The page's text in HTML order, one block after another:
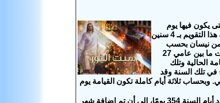
يوم
القيامة الأحد والشائع ان يسوع ولد في السنة الميلادية الأولى .والمسيح ولد قبل بداية هذا التقويم بـ 4 سنين
الجمعة الأول من نيسان بحسب
التقويم المسيحي. لكن العلماء اثبتوا في وقت لاحق ان القيامة تمت في احدى السنوات ما بين عامي 27
الحالية وتلك
للفصح في تلك السنة وقد
وبحساب ثلاثة أيام كاملة تكون القيامة يوم
كان الرومان يستخدمون التقويم القمري حتى سنة 45 ق.م، وعدد الشهور عشرة وعدد أيام السنة 354 يومًا، إلى أن تم إضافة شهر